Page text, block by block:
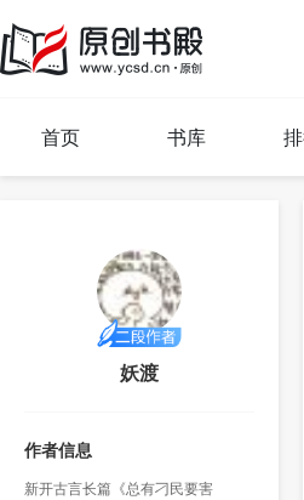
首页 书库
妖渡
作者信息
新开古言长篇《总有刁民要害